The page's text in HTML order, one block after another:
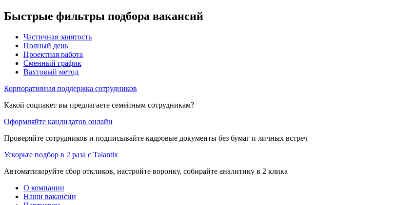
Быстрые фильтры подбора вакансий
Частичная занятость
Полный день
Проектная работа
Сменный график
Вахтовый метод
Корпоративная поддержка сотрудников
Какой соцпакет вы предлагаете семейным сотрудникам?
Оформляйте кандидатов онлайн
Проверяйте сотрудников и подписывайте кадровые документы без бумаг и личных встреч
Ускорьте подбор в 2 раза с Talantix
Автоматизируйте сбор откликов, настройте воронку, собирайте аналитику в 2 клика
О компании
Наши вакансии